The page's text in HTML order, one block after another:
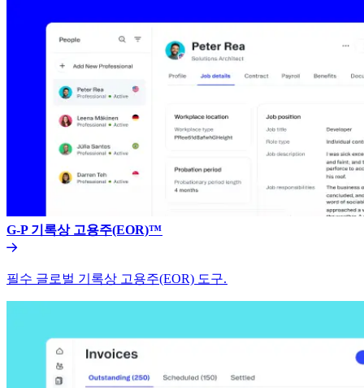
G-P 기록상 고용주(EOR)™​​
필수 글로벌 기록상 고용주(EOR) 도구.​​